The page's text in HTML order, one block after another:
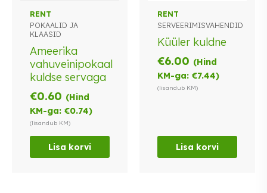
RENT
POKAALID JA
KLAASID
Ameerika
vahuveinipokaal
kuldse servaga
€0.60 (Hind
KM-ga:€0.74)
(lisandub KM)
Lisa korvi
RENT
SERVEERIMISVAHENDID
Küüler kuldne
€6.00 (Hind
KM-ga:€7.44)
(lisandub KM)
Lisa korvi